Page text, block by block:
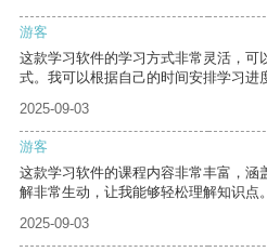
游客
这款学习软件的学习方式非常灵活，可
式。我可以根据自己的时间安排学习进
2025-09-03
游客
这款学习软件的课程内容非常丰富，涵
解非常生动，让我能够轻松理解知识点。
2025-09-03